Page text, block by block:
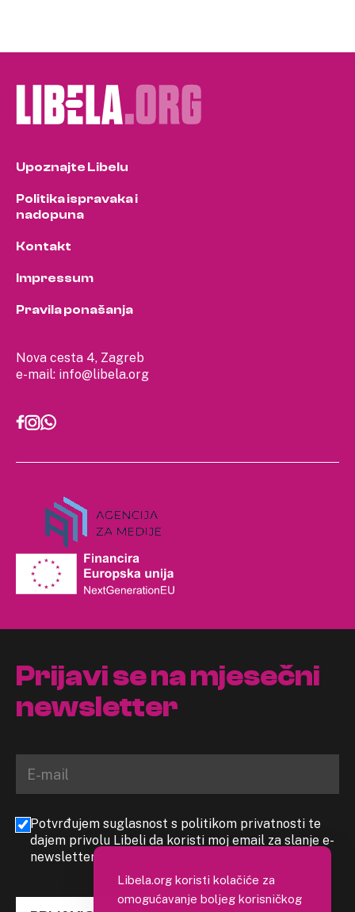
Nova cesta 4, Zagreb
e-mail: info@libela.org
Upoznajte Libelu
Politika ispravaka i
nadopuna
Kontakt
Impressum
Pravila ponašanja
Prijavi se na mjesečni
newsletter
Potvrđujem suglasnost s politikom privatnosti te
dajem privolu Libeli da koristi moj email za slanje e-
newslettera
Libela.org koristi kolačiće za
omogućavanje boljeg korisničkog